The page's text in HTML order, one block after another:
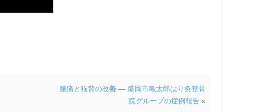
腰痛と猫背の改善 — 盛岡市亀太郎はり灸整骨
院グループの症例報告 »